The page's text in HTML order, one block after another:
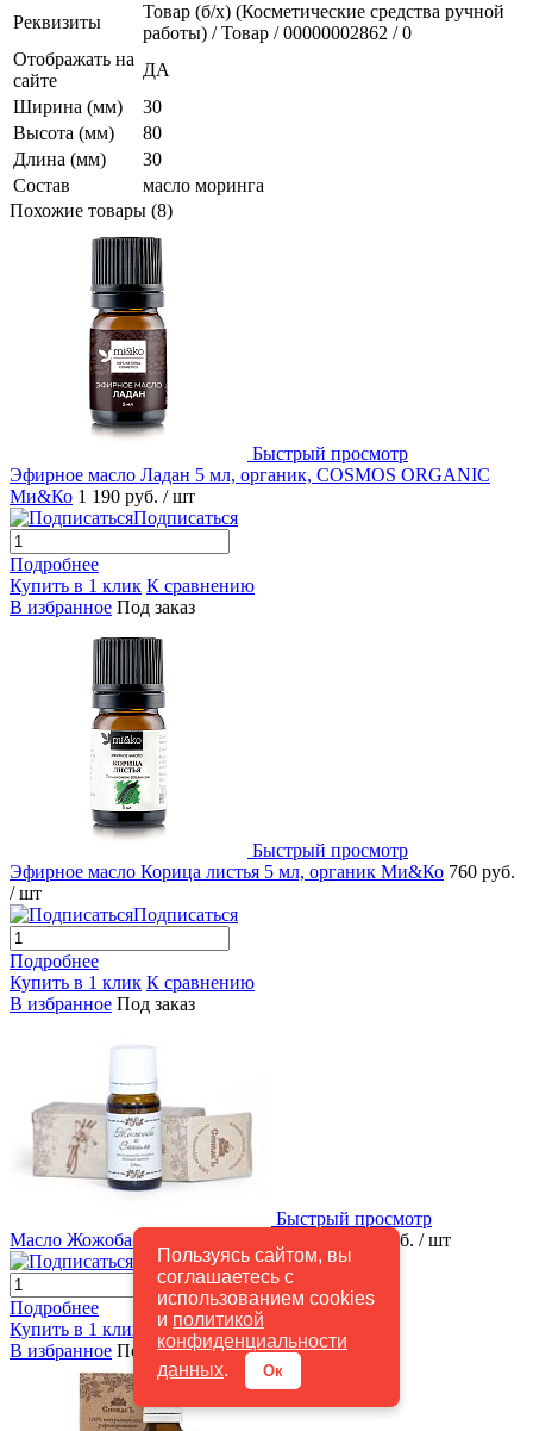
Пользуясь сайтом, вы
соглашаетесь с
использованием cookies
и политикой
конфиденциальности
данных. Ок
Реквизиты
Товар (б/х) (Косметические средства ручной
работы) / Товар / 00000002862 / 0
Отображать на
сайте
ДА
Ширина (мм)
30
Высота (мм)
80
Длина (мм)
30
Состав
масло моринга
Похожие товары (8)
Быстрый просмотр
Эфирное масло Ладан 5 мл, органик, COSMOS ORGANIC
Ми&Ко 1 190 руб. / шт
Подписаться
Подробнее
Купить в 1 клик К сравнению
В избранное Под заказ
Быстрый просмотр
Эфирное масло Корица листья 5 мл, органик Ми&Ко 760 руб.
/ шт
Подписаться
Подробнее
Купить в 1 клик К сравнению
В избранное Под заказ
Быстрый просмотр
Масло Жожоба и Ваниль 10 мл СпивакЪ
180 руб. / шт
Подписаться
Подробнее
Купить в 1 клик
К сравнению
В избранное Под заказ